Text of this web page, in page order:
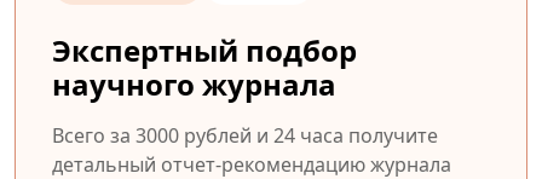
Экспертный подбор
научного журнала
Всего за 3000 рублей и 24 часа получите
детальный отчет-рекомендацию журнала